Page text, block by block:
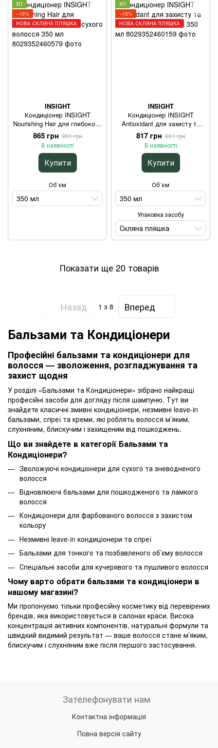
ХІТ
−10%
НОВА СКЛЯНА ПЛЯШКА
INSIGHT
Кондиціонер INSIGHT
Nourishing Hair для глибокого
живлення сухого волосся
350 мл
865 грн 961 грн
В наявності
Купити
Об`єм
350 мл
ХІТ
−15%
НОВА СКЛЯНА ПЛЯШКА
INSIGHT
Кондиціонер INSIGHT
Antioxidant для захисту та
зволоження волосся 350 мл
817 грн 961 грн
В наявності
Купити
Об`єм
350 мл
Упаковка засобу
Скляна пляшка
Показати ще 20 товарів
Назад 1 з 8 Вперед
Бальзами та Кондиціонери
Професійні бальзами та кондиціонери для
волосся — зволоження, розгладжування та
захист щодня
У розділі «Бальзами та Кондиціонери» зібрано найкращі
професійні засоби для догляду після шампуню. Тут ви
знайдете класичні змивні кондиціонери, незмивні leave-in
бальзами, спреї та креми, які роблять волосся м’яким,
слухняним, блискучим і захищеним від пошкоджень.
Що ви знайдете в категорії Бальзами та
Кондиціонери?
Зволожуючі кондиціонери для сухого та зневодненого
волосся
Відновлюючі бальзами для пошкодженого та ламкого
волосся
Кондиціонери для фарбованого волосся з захистом
кольору
Незмивні leave-in кондиціонери та спреї
Бальзами для тонкого та позбавленого об’єму волосся
Спеціальні засоби для кучерявого та пушливого волосся
Чому варто обрати бальзами та кондиціонери в
нашому магазині?
Ми пропонуємо тільки професійну косметику від перевірених
брендів, яка використовується в салонах краси. Висока
концентрація активних компонентів, натуральні формули та
швидкий видимий результат — ваше волосся стане м’яким,
блискучим і слухняним вже після першого застосування.
Зателефонувати нам
Контактна інформація
Повна версія сайту